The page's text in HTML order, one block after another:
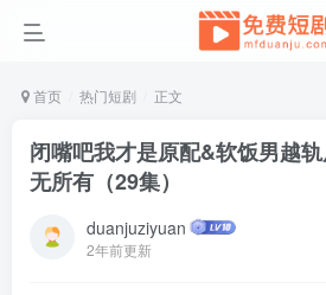
首页 热门短剧 正文
闭嘴吧我才是原配&软饭男越
无所有（29集）
duanjuziyuan
2年前更新